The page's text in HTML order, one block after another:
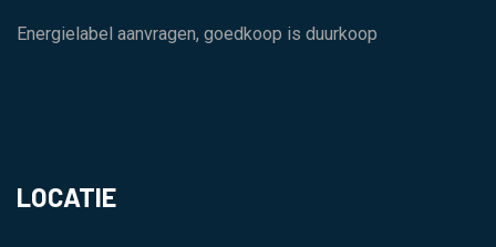
Energielabel aanvragen, goedkoop is duurkoop
LOCATIE